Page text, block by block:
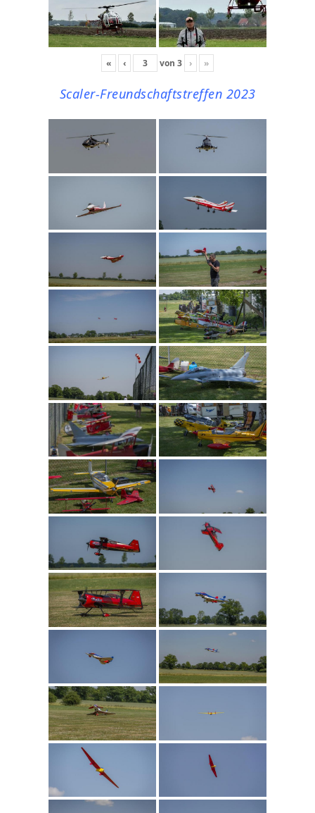
« ‹ von 3 › »
Scaler-Freundschaftstreffen 2023